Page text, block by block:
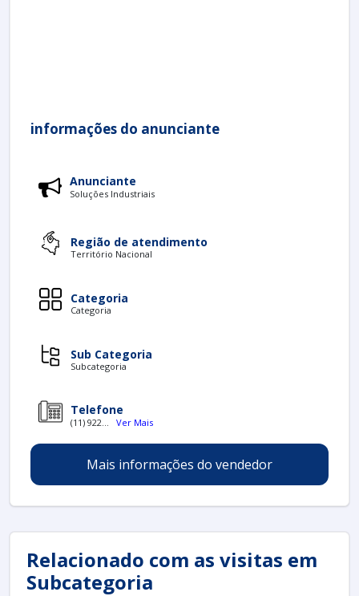
informações do anunciante
Anunciante
Soluções Industriais
Região de atendimento
Território Nacional
Categoria
Categoria
Sub Categoria
Subcategoria
Telefone
(11) 922... Ver Mais
Mais informações do vendedor
Relacionado com as visitas em
Subcategoria